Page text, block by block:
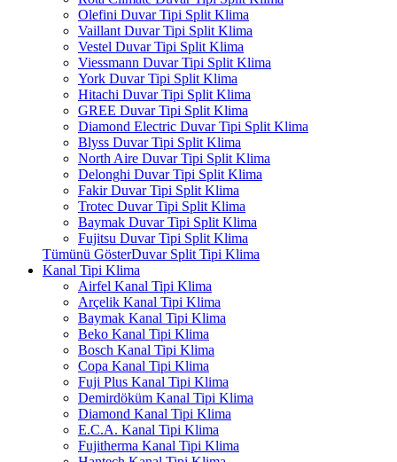
Olefini Duvar Tipi Split Klima
Vaillant Duvar Tipi Split Klima
Vestel Duvar Tipi Split Klima
Viessmann Duvar Tipi Split Klima
York Duvar Tipi Split Klima
Hitachi Duvar Tipi Split Klima
GREE Duvar Tipi Split Klima
Diamond Electric Duvar Tipi Split Klima
Blyss Duvar Tipi Split Klima
North Aire Duvar Tipi Split Klima
Delonghi Duvar Tipi Split Klima
Fakir Duvar Tipi Split Klima
Trotec Duvar Tipi Split Klima
Baymak Duvar Tipi Split Klima
Fujitsu Duvar Tipi Split Klima
Tümünü GösterDuvar Split Tipi Klima
Kanal Tipi Klima
Airfel Kanal Tipi Klima
Arçelik Kanal Tipi Klima
Baymak Kanal Tipi Klima
Beko Kanal Tipi Klima
Bosch Kanal Tipi Klima
Copa Kanal Tipi Klima
Fuji Plus Kanal Tipi Klima
Demirdöküm Kanal Tipi Klima
Diamond Kanal Tipi Klima
E.C.A. Kanal Tipi Klima
Fujitherma Kanal Tipi Klima